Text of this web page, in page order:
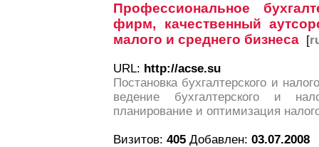
Профессиональное
фирм, качественный
малого и среднего бизнеса [
URL: http://acse.su
Постановка бухгалтерского и
ведение бухгалтерского и
планирование и оптимизация
Визитов: 405 Добавлен: 03.07.2008